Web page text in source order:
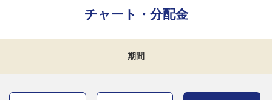
チャート・分配金
期間